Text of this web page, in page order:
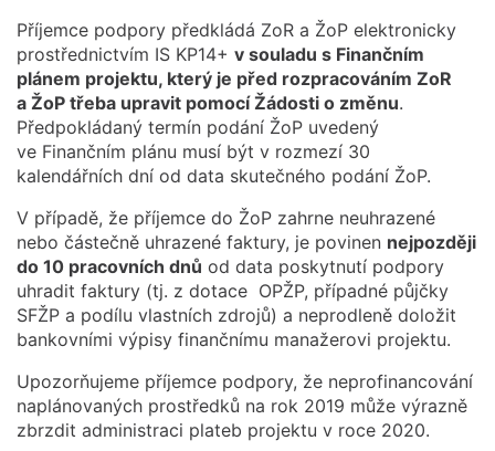
Příjemce podpory předkládá ZoR a ŽoP elektronicky
prostřednictvím IS KP14+ v souladu s Finančním
plánem projektu, který je před rozpracováním ZoR
a ŽoP třeba upravit pomocí Žádosti o změnu.
Předpokládaný termín podání ŽoP uvedený
ve Finančním plánu musí být v rozmezí 30
kalendářních dní od data skutečného podání ŽoP.
V případě, že příjemce do ŽoP zahrne neuhrazené
nebo částečně uhrazené faktury, je povinen nejpozději
do 10 pracovních dnů od data poskytnutí podpory
uhradit faktury (tj. z dotace OPŽP, případné půjčky
SFŽP a podílu vlastních zdrojů) a neprodleně doložit
bankovními výpisy finančnímu manažerovi projektu.
Upozorňujeme příjemce podpory, že neprofinancování
naplánovaných prostředků na rok 2019 může výrazně
zbrzdit administraci plateb projektu v roce 2020.